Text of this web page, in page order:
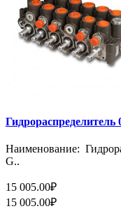
Наименование:
G..
15 005.00₽
15 005.00₽